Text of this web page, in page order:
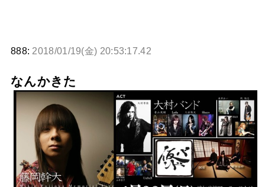
888: 2018/01/19(金) 20:53:17.42
なんかきた